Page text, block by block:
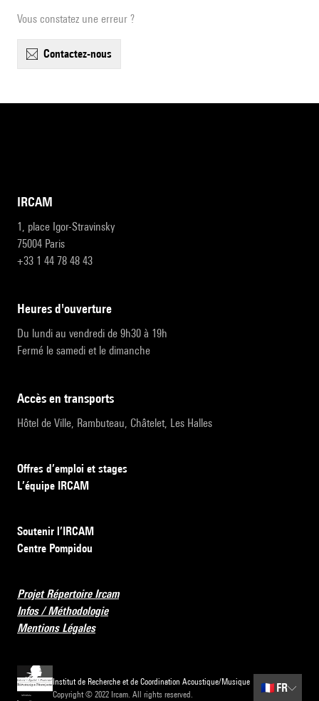
Vous constatez une erreur ?
contactez-nous
IRCAM
1, place Igor-Stravinsky
75004 Paris
+33 1 44 78 48 43
heures d'ouverture
Du lundi au vendredi de 9h30 à 19h
Fermé le samedi et le dimanche
accès en transports
Hôtel de Ville, Rambuteau, Châtelet, Les Halles
Offres d’emploi et stages
L’équipe IRCAM
Soutenir l’IRCAM
Centre Pompidou
Projet Répertoire Ircam
Infos / Méthodologie
Mentions Légales
Institut de Recherche et de Coordination Acoustique/Musique
Copyright © 2022 Ircam. All rights reserved.
🇫🇷 FR